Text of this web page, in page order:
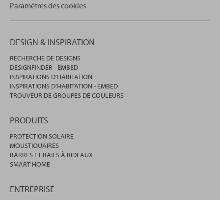
Paramètres des cookies
DESIGN & INSPIRATION
RECHERCHE DE DESIGNS
DESIGNFINDER - EMBED
INSPIRATIONS D'HABITATION
INSPIRATIONS D'HABITATION - EMBED
TROUVEUR DE GROUPES DE COULEURS
PRODUITS
PROTECTION SOLAIRE
MOUSTIQUAIRES
BARRES ET RAILS À RIDEAUX
SMART HOME
ENTREPRISE